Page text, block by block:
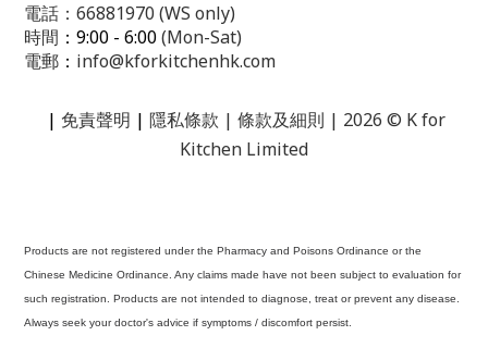
電話：66881970 (WS only)
時間 ：9:00 - 6:00(Mon-Sat)
電郵 ： info@kforkitchenhk.com
| 免責聲明 | 隱私條款 | 條款及細則 | 2026 © K for
Kitchen Limited
Products are not registered under the Pharmacy and Poisons Ordinance or the
Chinese Medicine Ordinance. Any claims made have not been subject to evaluation for
such registration. Products are not intended to diagnose, treat or prevent any disease.
Always seek your doctor's advice if symptoms / discomfort persist.